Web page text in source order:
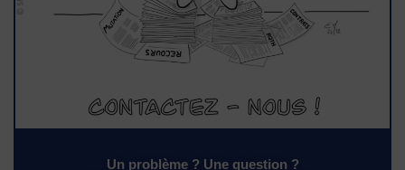
Un problème ? Une question ?